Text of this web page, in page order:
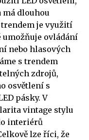
dlouhou
je využití
ovládání
nebo hlasových
s trendem
zdrojů,
osvětlení s
pásky. V
vintage stylu
interiérů
lze říci, že